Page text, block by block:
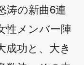
涛の新曲6連
性メンバー陣
成功と、大き